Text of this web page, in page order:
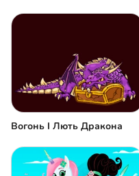
Вогонь І Лють Дракона